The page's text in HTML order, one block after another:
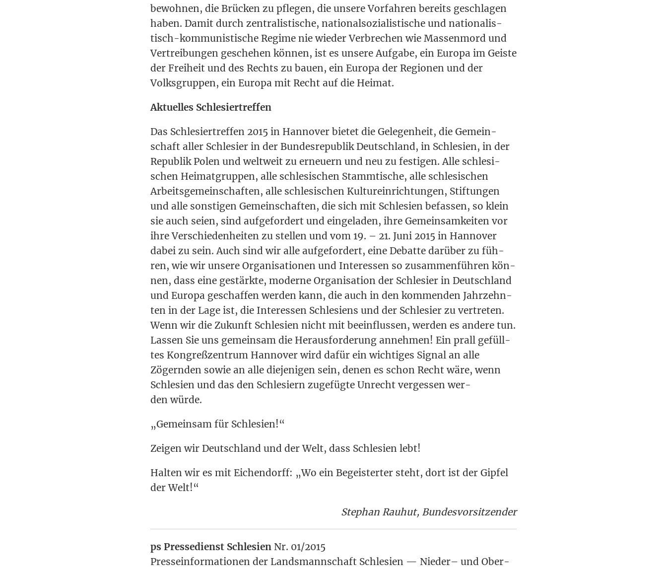
bewoh­nen, die Brü­cken zu pfle­gen, die unse­re Vor­fah­ren bereits geschla­gen
haben. Damit durch zen­tra­lis­ti­sche, natio­nal­so­zia­lis­ti­sche und natio­na­lis­
tisch-kom­mu­nis­ti­sche Regime nie wie­der Ver­bre­chen wie Mas­sen­mord und
Ver­trei­bun­gen gesche­hen kön­nen, ist es unse­re Auf­ga­be, ein Euro­pa im Geis­te
der Frei­heit und des Rechts zu bau­en, ein Euro­pa der Regio­nen und der
Volks­grup­pen, ein Euro­pa mit Recht auf die Heimat.
Aktu­el­les Schlesiertreffen
Das Schle­si­er­tref­fen 2015 in Han­no­ver bie­tet die Gele­gen­heit, die Gemein­
schaft aller Schle­si­er in der Bun­des­re­pu­blik Deutsch­land, in Schle­si­en, in der
Repu­blik Polen und welt­weit zu erneu­ern und neu zu fes­ti­gen. Alle schle­si­
schen Hei­mat­grup­pen, alle schle­si­schen Stamm­ti­sche, alle schle­si­schen
Arbeits­ge­mein­schaf­ten, alle schle­si­schen Kul­tur­ein­rich­tun­gen, Stif­tun­gen
und alle sons­ti­gen Gemein­schaf­ten, die sich mit Schle­si­en befas­sen, so klein
sie auch sei­en, sind auf­ge­for­dert und ein­ge­la­den, ihre Gemein­sam­kei­ten vor
ihre Ver­schie­den­hei­ten zu stel­len und vom 19. – 21. Juni 2015 in Han­no­ver
dabei zu sein. Auch sind wir alle auf­ge­for­dert, eine Debat­te dar­über zu füh­
ren, wie wir unse­re Orga­ni­sa­tio­nen und Inter­es­sen so zusam­men­füh­ren kön­
nen, dass eine gestärk­te, moder­ne Orga­ni­sa­ti­on der Schle­si­er in Deutsch­land
und Euro­pa geschaf­fen wer­den kann, die auch in den kom­men­den Jahr­zehn­
ten in der Lage ist, die Inter­es­sen Schle­si­ens und der Schle­si­er zu ver­tre­ten.
Wenn wir die Zukunft Schle­si­en nicht mit beein­flus­sen, wer­den es ande­re tun.
Las­sen Sie uns gemein­sam die Her­aus­for­de­rung anneh­men! Ein prall gefüll­
tes Kon­greß­zen­trum Han­no­ver wird dafür ein wich­ti­ges Signal an alle
Zögern­den sowie an alle die­je­ni­gen sein, denen es schon Recht wäre, wenn
Schle­si­en und das den Schle­si­ern zuge­füg­te Unrecht ver­ges­sen wer­
den würde.
„Gemein­sam für Schlesien!“
Zei­gen wir Deutsch­land und der Welt, dass Schle­si­en lebt!
Hal­ten wir es mit Eichen­dorff: „Wo ein Begeis­ter­ter steht, dort ist der Gip­fel
der Welt!“
Ste­phan Rau­hut, Bundesvorsitzender
ps Pres­se­dienst Schle­sien Nr. 01/2015
Pres­se­in­for­ma­tio­nen der Lands­mann­schaft Schle­sien — Nie­der– und Ober­